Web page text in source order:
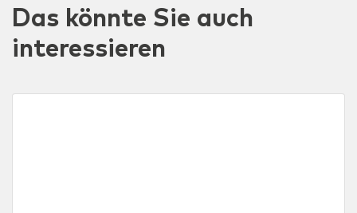
Das könnte Sie auch
interessieren